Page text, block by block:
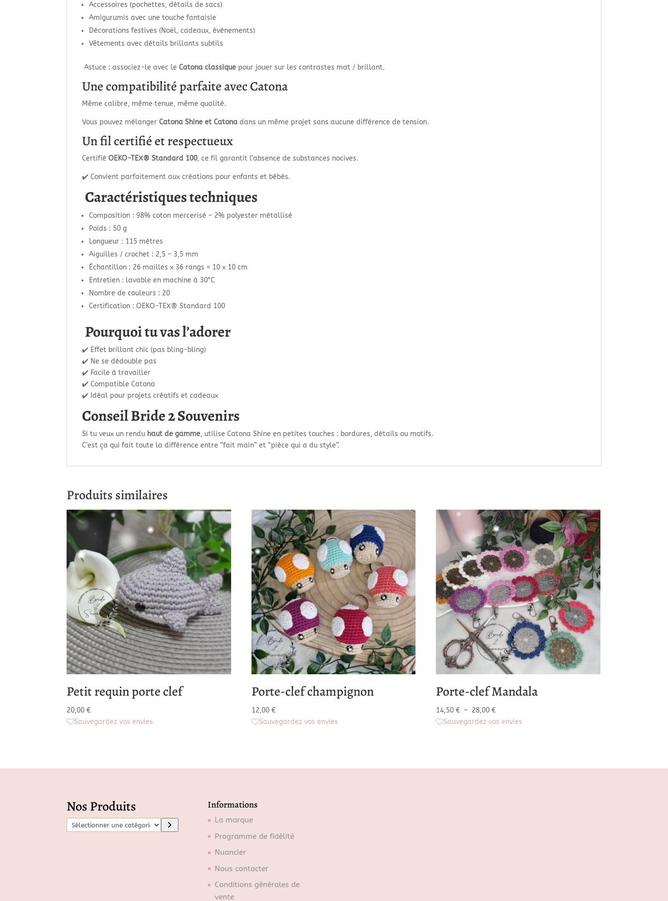
Accessoires (pochettes, détails de sacs)
Amigurumis avec une touche fantaisie
Décorations festives (Noël, cadeaux, événements)
Vêtements avec détails brillants subtils
Astuce : associez-le avec leCatona classique pour jouer sur les contrastes mat / brillant.
Une compatibilité parfaite avec Catona
Même calibre, même tenue, même qualité.
Vous pouvez mélangerCatona Shine et Catona dans un même projet sans aucune différence de tension.
Un fil certifié et respectueux
CertifiéOEKO-TEX® Standard 100, ce fil garantit l’absence de substances nocives.
✔️ Convient parfaitement aux créations pour enfants et bébés.
Caractéristiques techniques
Composition : 98% coton mercerisé – 2% polyester métallisé
Poids : 50 g
Longueur : 115 mètres
Aiguilles / crochet : 2,5 – 3,5 mm
Échantillon : 26 mailles x 36 rangs = 10 x 10 cm
Entretien : lavable en machine à 30°C
Nombre de couleurs : 20
Certification : OEKO-TEX® Standard 100
Pourquoi tu vas l’adorer
✔️ Effet brillant chic (pas bling-bling)
✔️ Ne se dédouble pas
✔️ Facile à travailler
✔️ Compatible Catona
✔️ Idéal pour projets créatifs et cadeaux
Conseil Bride 2 Souvenirs
Si tu veux un rendu haut de gamme, utilise Catona Shine en petites touches : bordures, détails ou motifs.
C’est ça qui fait toute la différence entre “fait main” et “pièce qui a du style”.
Produits similaires
Petit requin porte clef
20,00€
Sauvegardez vos envies
Porte-clef champignon
12,00 €
Sauvegardez vos envies
Porte-clef Mandala
14,50€ – 28,00€Plage
de
28,00 €
Sauvegardez vos envies
Nos Produits Informations
La marque
Programme de fidélité
Nuancier
Nous contacter
Conditions générales de
vente